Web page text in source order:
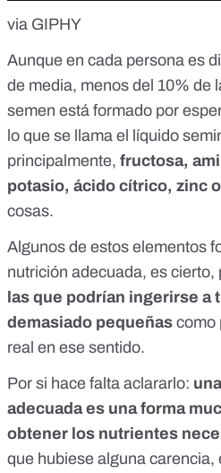
via GIPHY
Aunque en cada persona es
de media, menos del 10% de
semen está formado por
lo que se llama el líquido
principalmente, fructosa,
potasio, ácido cítrico, zinc
cosas.
Algunos de estos elementos
nutrición adecuada, es cierto,
las que podrían ingerirse a
demasiado pequeñas como
real en ese sentido.
Por si hace falta aclararlo:
adecuada es una forma
obtener los nutrientes
que hubiese alguna